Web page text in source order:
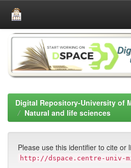
Skip
navigation
Digital Repository-University of
Natural and life sciences
Please use this identifier to cite or
http://dspace.centre-univ-